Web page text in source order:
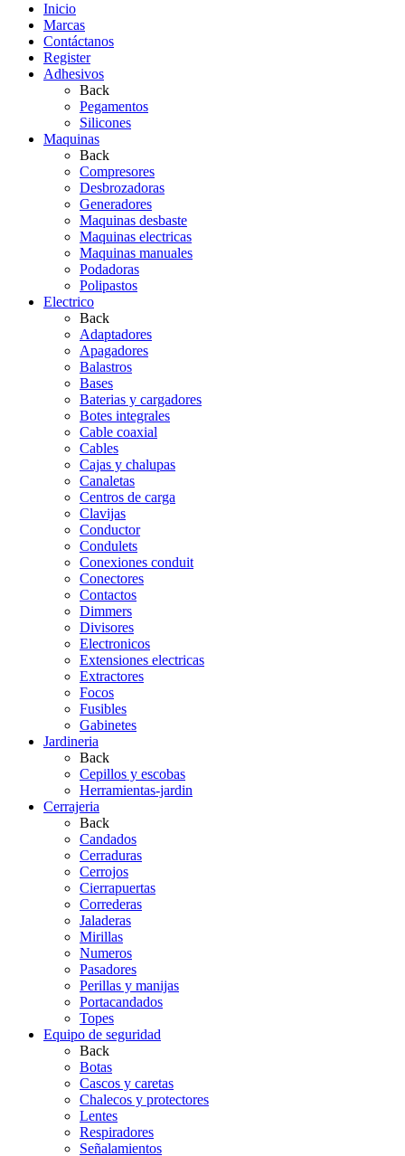
Inicio
Marcas
Contáctanos
Register
Adhesivos
Back
Pegamentos
Silicones
Maquinas
Back
Compresores
Desbrozadoras
Generadores
Maquinas desbaste
Maquinas electricas
Maquinas manuales
Podadoras
Polipastos
Electrico
Back
Adaptadores
Apagadores
Balastros
Bases
Baterias y cargadores
Botes integrales
Cable coaxial
Cables
Cajas y chalupas
Canaletas
Centros de carga
Clavijas
Conductor
Condulets
Conexiones conduit
Conectores
Contactos
Dimmers
Divisores
Electronicos
Extensiones electricas
Extractores
Focos
Fusibles
Gabinetes
Jardineria
Back
Cepillos y escobas
Herramientas-jardin
Cerrajeria
Back
Candados
Cerraduras
Cerrojos
Cierrapuertas
Correderas
Jaladeras
Mirillas
Numeros
Pasadores
Perillas y manijas
Portacandados
Topes
Equipo de seguridad
Back
Botas
Cascos y caretas
Chalecos y protectores
Lentes
Respiradores
Señalamientos